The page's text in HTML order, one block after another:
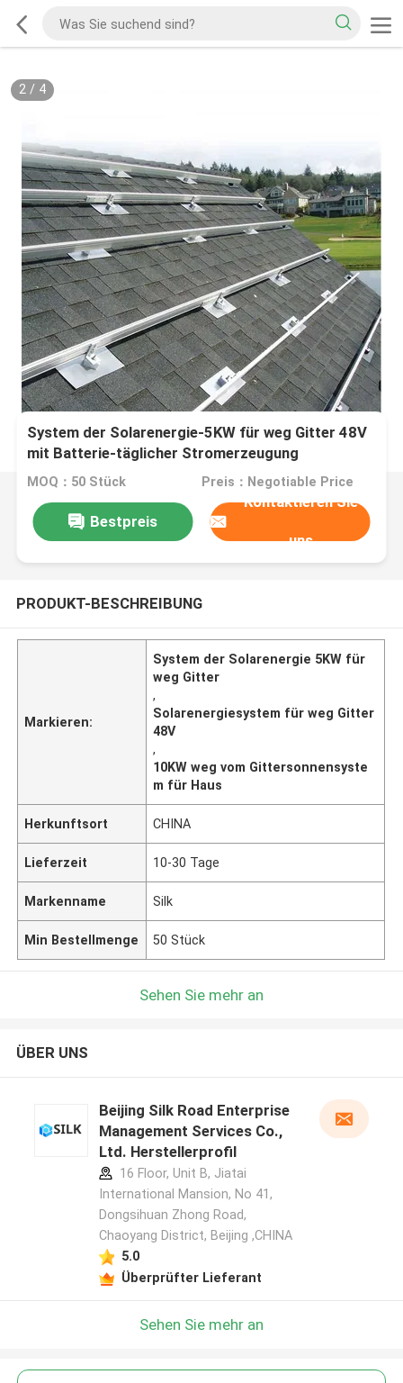
2/ 4
System der Solarenergie-5KW für weg Gitter 48V
mit Batterie-täglicher Stromerzeugung
MOQ：50 Stück Preis：Negotiable Price
Bestpreis
Kontaktieren Sie
uns
PRODUKT-BESCHREIBUNG
Markieren:
System der Solarenergie 5KW für
weg Gitter
,
Solarenergiesystem für weg Gitter
48V
,
10KW weg vom Gittersonnensyste
m für Haus
Herkunftsort CHINA
Lieferzeit 10-30 Tage
Markenname Silk
Min Bestellmenge 50 Stück
Sehen Sie mehr an
ÜBER UNS
Beijing Silk Road Enterprise
Management Services Co.,
Ltd. Herstellerprofil
16 Floor, Unit B, Jiatai
International Mansion, No 41,
Dongsihuan Zhong Road,
Chaoyang District, Beijing ,CHINA
5.0
Überprüfter Lieferant
Sehen Sie mehr an